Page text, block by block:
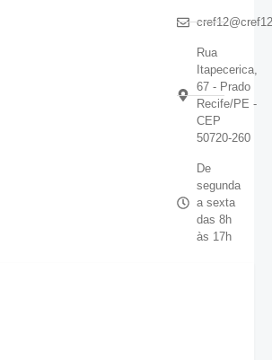
Rua
Itapecerica,
67 - Prado
Recife/PE -
CEP
50720-260
De
segunda
a sexta
das 8h
às 17h